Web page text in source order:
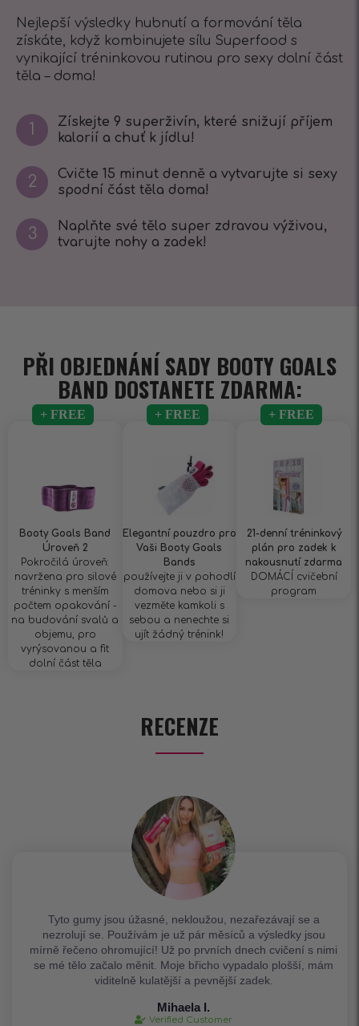
Nejlepší výsledky hubnutí a formování těla
získáte, když kombinujete sílu Superfood s
vynikající tréninkovou rutinou pro sexy dolní část
těla – doma!
1
Získejte 9 superživín, které snižují příjem
kalorií a chuť k jídlu!
2
Cvičte 15 minut denně a vytvarujte si sexy
spodní část těla doma!
3
Naplňte své tělo super zdravou výživou,
tvarujte nohy a zadek!
PŘI OBJEDNÁNÍ SADY BOOTY GOALS
BAND DOSTANETE ZDARMA:
Booty Goals Band
Úroveň 2
Pokročilá úroveň:
navržena pro silové
tréninky s menším
počtem opakování -
na budování svalů a
objemu, pro
vyrýsovanou a fit
dolní část těla
Elegantní pouzdro pro
Vaši Booty Goals
Bands
používejte ji v pohodlí
domova nebo si ji
vezměte kamkoli s
sebou a nenechte si
ujít žádný trénink!
21-denní tréninkový
plán pro zadek k
nakousnutí zdarma
DOMÁCÍ cvičební
program
RECENZE
Tyto gumy jsou úžasné, nekloužou, nezařezávají se a
nezrolují se. Používám je už pár měsíců a výsledky jsou
mírně řečeno ohromující! Už po prvních dnech cvičení s nimi
se mé tělo začalo měnit. Moje břicho vypadalo plošší, mám
viditelně kulatější a pevnější zadek.
Mihaela I.
Verified Customer